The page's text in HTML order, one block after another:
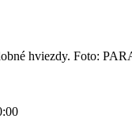
hviezdy. Foto: